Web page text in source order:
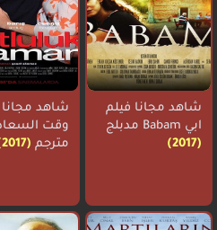
شاهد مجانا فيلم
ابي Babam مدبلج
(2017)
شاهد مجانا
وقت
مترجم (2017)